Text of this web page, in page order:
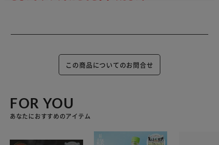
この商品についてのお問合せ
FOR YOU
あなたにおすすめのアイテム